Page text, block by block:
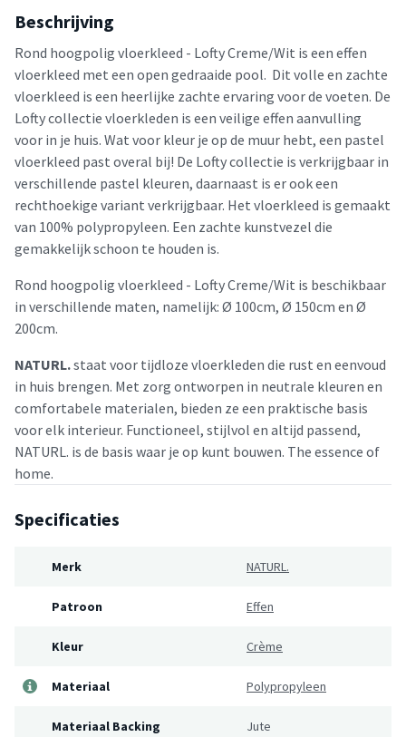
Beschrijving
Rond hoogpolig vloerkleed - Lofty Creme/Wit is een effen
vloerkleed met een open gedraaide pool. Dit volle en zachte
vloerkleed is een heerlijke zachte ervaring voor de voeten. De
Lofty collectie vloerkleden is een veilige effen aanvulling
voor in je huis. Wat voor kleur je op de muur hebt, een pastel
vloerkleed past overal bij! De Lofty collectie is verkrijgbaar in
verschillende pastel kleuren, daarnaast is er ook een
rechthoekige variant verkrijgbaar. Het vloerkleed is gemaakt
van 100% polypropyleen. Een zachte kunstvezel die
gemakkelijk schoon te houden is.
Rond hoogpolig vloerkleed - Lofty Creme/Wit is beschikbaar
in verschillende maten, namelijk: Ø 100cm, Ø 150cm en Ø
200cm.
NATURL.staat voor tijdloze vloerkleden die rust en eenvoud
in huis brengen. Met zorg ontworpen in neutrale kleuren en
comfortabele materialen, bieden ze een praktische basis
voor elk interieur. Functioneel, stijlvol en altijd passend,
NATURL. is de basis waar je op kunt bouwen. The essence of
home.
Specificaties
Merk NATURL.
Patroon Effen
Kleur Crème
Materiaal Polypropyleen
Materiaal Backing Jute